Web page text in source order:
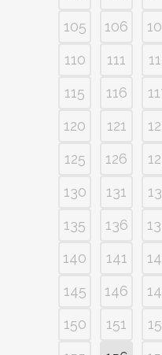
105
106
110
111
115
116
120
121
125
126
130
131
135
136
140
141
145
146
150
151